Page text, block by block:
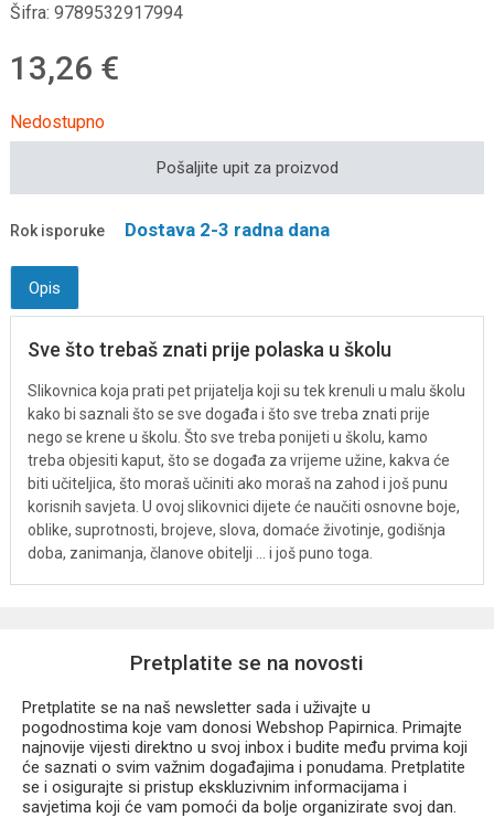
Šifra: 9789532917994
13,26 €
Nedostupno
Pošaljite upit za proizvod
Rok isporuke Dostava 2-3 radna dana
Opis
Sve što trebaš znati prije polaska u školu
Slikovnica koja prati pet prijatelja koji su tek krenuli u malu školu
kako bi saznali što se sve događa i što sve treba znati prije
nego se krene u školu. Što sve treba ponijeti u školu, kamo
treba objesiti kaput, što se događa za vrijeme užine, kakva će
biti učiteljica, što moraš učiniti ako moraš na zahod i još punu
korisnih savjeta. U ovoj slikovnici dijete će naučiti osnovne boje,
oblike, suprotnosti, brojeve, slova, domaće životinje, godišnja
doba, zanimanja, članove obitelji … i još puno toga.
Pretplatite se na novosti
Pretplatite se na naš newsletter sada i uživajte u
pogodnostima koje vam donosi Webshop Papirnica. Primajte
najnovije vijesti direktno u svoj inbox i budite među prvima koji
će saznati o svim važnim događajima i ponudama. Pretplatite
se i osigurajte si pristup ekskluzivnim informacijama i
savjetima koji će vam pomoći da bolje organizirate svoj dan.